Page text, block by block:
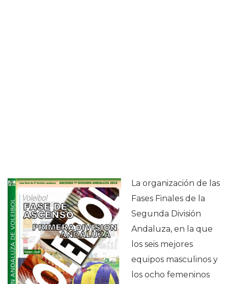
La organización de las
Fases Finales de la
Segunda División
Andaluza, en la que
los seis mejores
equipos masculinos y
los ocho femeninos